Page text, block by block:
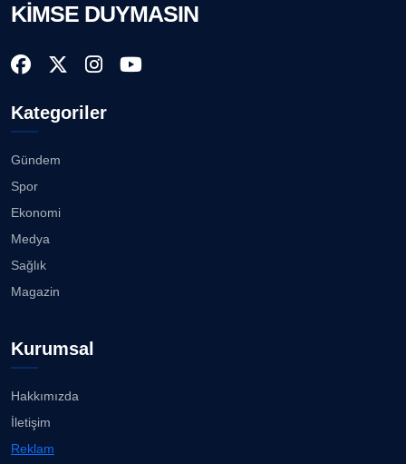
KİMSE DUYMASIN
Kategoriler
Gündem
Spor
Ekonomi
Medya
Sağlık
Magazin
Kurumsal
Hakkımızda
İletişim
Reklam